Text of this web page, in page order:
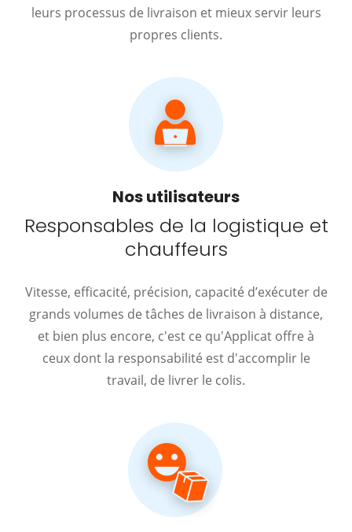
leurs processus de livraison et mieux servir leurs
propres clients.
Nos utilisateurs
Responsables de la logistique et
chauffeurs
Vitesse, efficacité, précision, capacité d’exécuter de
grands volumes de tâches de livraison à distance,
et bien plus encore, c'est ce qu'Applicat offre à
ceux dont la responsabilité est d'accomplir le
travail, de livrer le colis.